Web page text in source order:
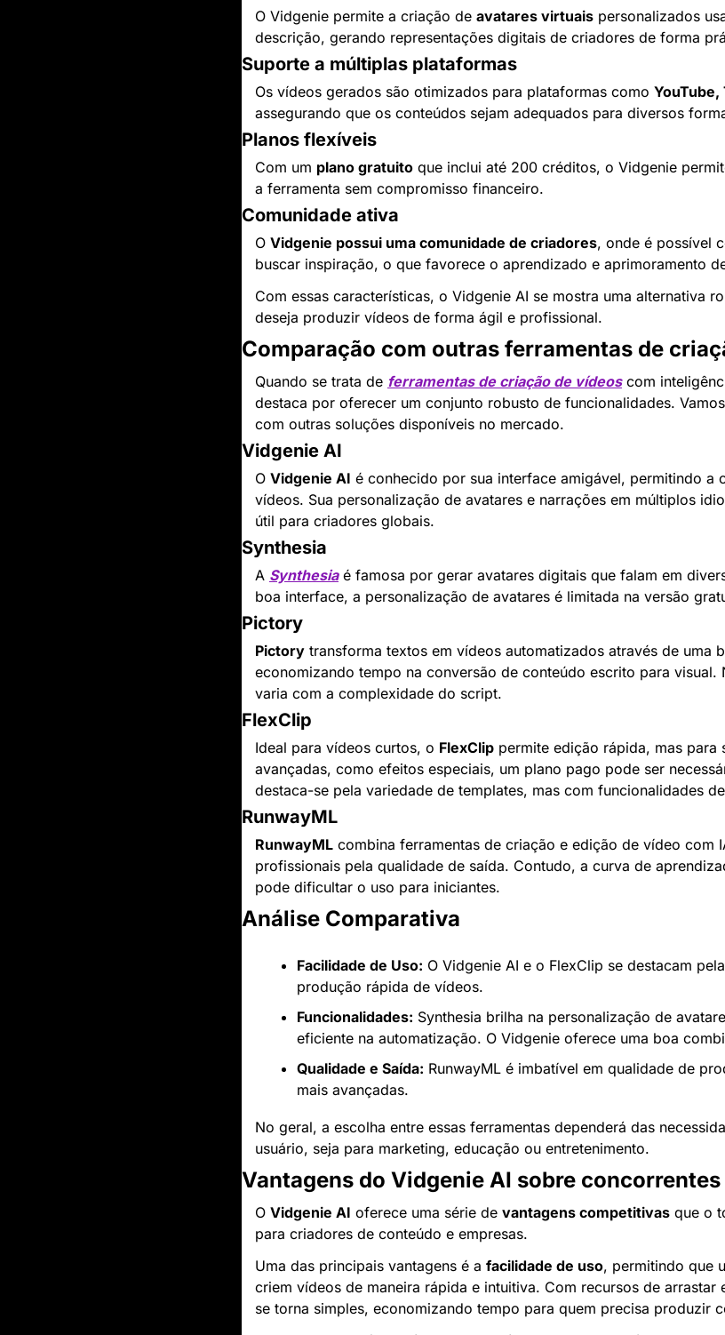
O Vidgenie permite a criação de avatares virtuais personalizados
descrição, gerando representações digitais de criadores de forma
Suporte a múltiplas plataformas
Os vídeos gerados são otimizados para plataformas como YouTube,
assegurando que os conteúdos sejam adequados para diversos
Planos flexíveis
Com um plano gratuito que inclui até 200 créditos, o Vidgenie
a ferramenta sem compromisso financeiro.
Comunidade ativa
O Vidgenie possui uma comunidade de criadores, onde é possível
buscar inspiração, o que favorece o aprendizado e aprimoramento
Com essas características, o Vidgenie AI se mostra uma alternativa
deseja produzir vídeos de forma ágil e profissional.
Comparação com outras ferramentas de
Quando se trata de ferramentas de criação de vídeos com
destaca por oferecer um conjunto robusto de funcionalidades.
com outras soluções disponíveis no mercado.
Vidgenie AI
O Vidgenie AI é conhecido por sua interface amigável, permitindo a
vídeos. Sua personalização de avatares e narrações em múltiplos
útil para criadores globais.
Synthesia
A Synthesia é famosa por gerar avatares digitais que falam em
boa interface, a personalização de avatares é limitada na versão
Pictory
Pictory transforma textos em vídeos automatizados através de uma
economizando tempo na conversão de conteúdo escrito para visual.
varia com a complexidade do script.
FlexClip
Ideal para vídeos curtos, o FlexClip permite edição rápida, mas para
avançadas, como efeitos especiais, um plano pago pode ser
destaca-se pela variedade de templates, mas com funcionalidades
RunwayML
RunwayML combina ferramentas de criação e edição de vídeo com
profissionais pela qualidade de saída. Contudo, a curva de
pode dificultar o uso para iniciantes.
Análise Comparativa
Facilidade de Uso: O Vidgenie AI e o FlexClip se destacam
produção rápida de vídeos.
Funcionalidades: Synthesia brilha na personalização de
eficiente na automatização. O Vidgenie oferece uma boa
Qualidade e Saída: RunwayML é imbatível em qualidade de
mais avançadas.
No geral, a escolha entre essas ferramentas dependerá das
usuário, seja para marketing, educação ou entretenimento.
Vantagens do Vidgenie AI sobre concorrentes
O Vidgenie AI oferece uma série de vantagens competitivas que o
para criadores de conteúdo e empresas.
Uma das principais vantagens é a facilidade de uso, permitindo que
criem vídeos de maneira rápida e intuitiva. Com recursos de arrastar
se torna simples, economizando tempo para quem precisa produzir